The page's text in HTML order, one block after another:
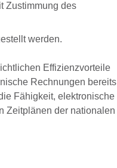
Zustimmung des
werden.
Effizienzvorteile
Rechnungen bereits
Fähigkeit, elektronische
Zeitplänen der nationalen